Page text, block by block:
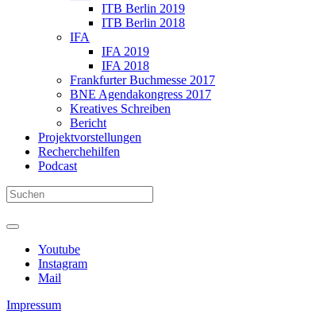
ITB Berlin 2019
ITB Berlin 2018
IFA
IFA 2019
IFA 2018
Frankfurter Buchmesse 2017
BNE Agendakongress 2017
Kreatives Schreiben
Bericht
Projektvorstellungen
Recherchehilfen
Podcast
Youtube
Instagram
Mail
Impressum